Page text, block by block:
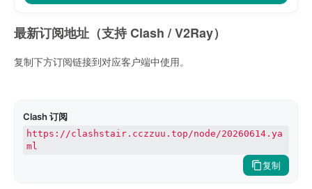
最新订阅地址（支持 Clash / V2Ray）
复制下方订阅链接到对应客户端中使用。
Clash 订阅
https://clashstair.cczzuu.top/node/20260614.ya
ml
复制